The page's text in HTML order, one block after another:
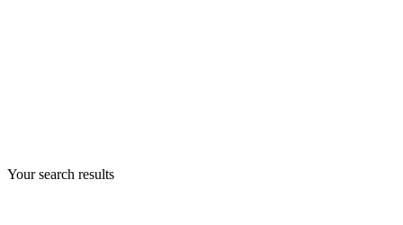
Your search results